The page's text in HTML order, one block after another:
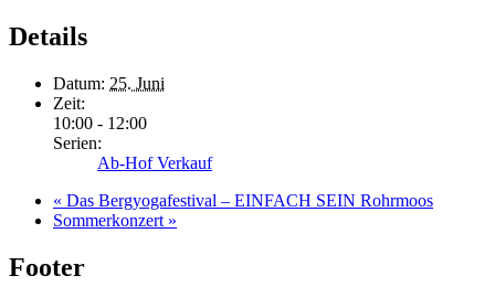
Details
Datum: 25. Juni
Zeit:
10:00 - 12:00
Serien:
Ab-Hof Verkauf
« Das Bergyogafestival – EINFACH SEIN Rohrmoos
Sommerkonzert »
Footer